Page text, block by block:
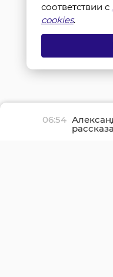
06:54
соответствии с
cookies.